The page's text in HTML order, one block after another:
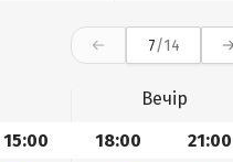
7/14
Вечір
15:00 18:00 21:00